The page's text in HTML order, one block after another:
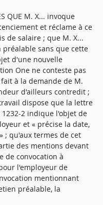
QUE M. X... invoque
et réclame à ce
de salaire ; que M. X...
sans que cette
d'une nouvelle
One ne conteste pas
à la demande de M.
d'ailleurs contredit ;
dispose que la lettre
2 indique l'objet de
et « précise la date,
; qu'aux termes de cet
des mentions devant
de convocation à
l'employeur de
mentionnant
préalable, la